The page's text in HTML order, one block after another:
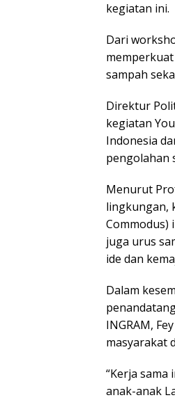
kegiatan ini.
Dari
sampah
Direktur
kegiatan
Indonesia
pengolahan
Menurut
lingkungan,
Commodus)
juga urus
ide dan
Dalam
INGRAM,
masyarakat
“Kerja
anak-anak